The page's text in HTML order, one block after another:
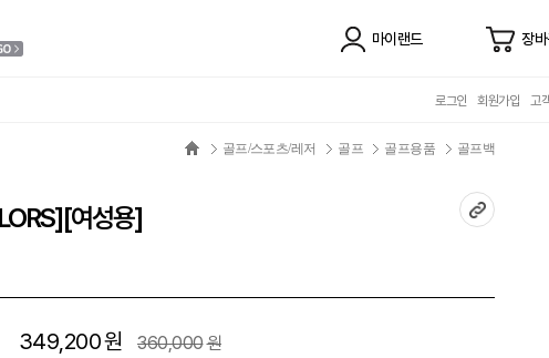
마이랜드 장
로그인 회원가입 고
골프/스포츠/레저 골프 골프용품 골프백
여성용]
349,200원 360,000원